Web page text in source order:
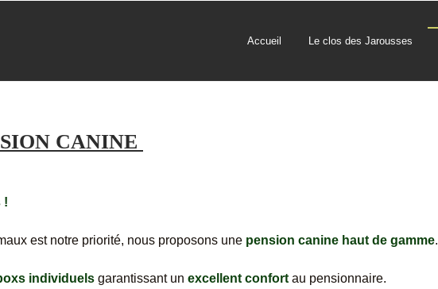
Accueil Le clos des Jarousses
CANINE
!
est notre priorité, nous proposons une pension canine haut de gamme.
individuels garantissant un excellent confort au pensionnaire.